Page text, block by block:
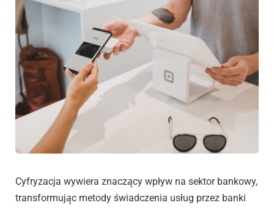
Cyfryzacja wywiera znaczący wpływ na sektor bankowy,
transformując metody świadczenia usług przez banki